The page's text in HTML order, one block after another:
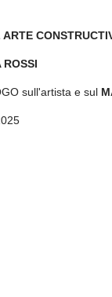
ROSSI
sull'artista e sul M
31 maggio